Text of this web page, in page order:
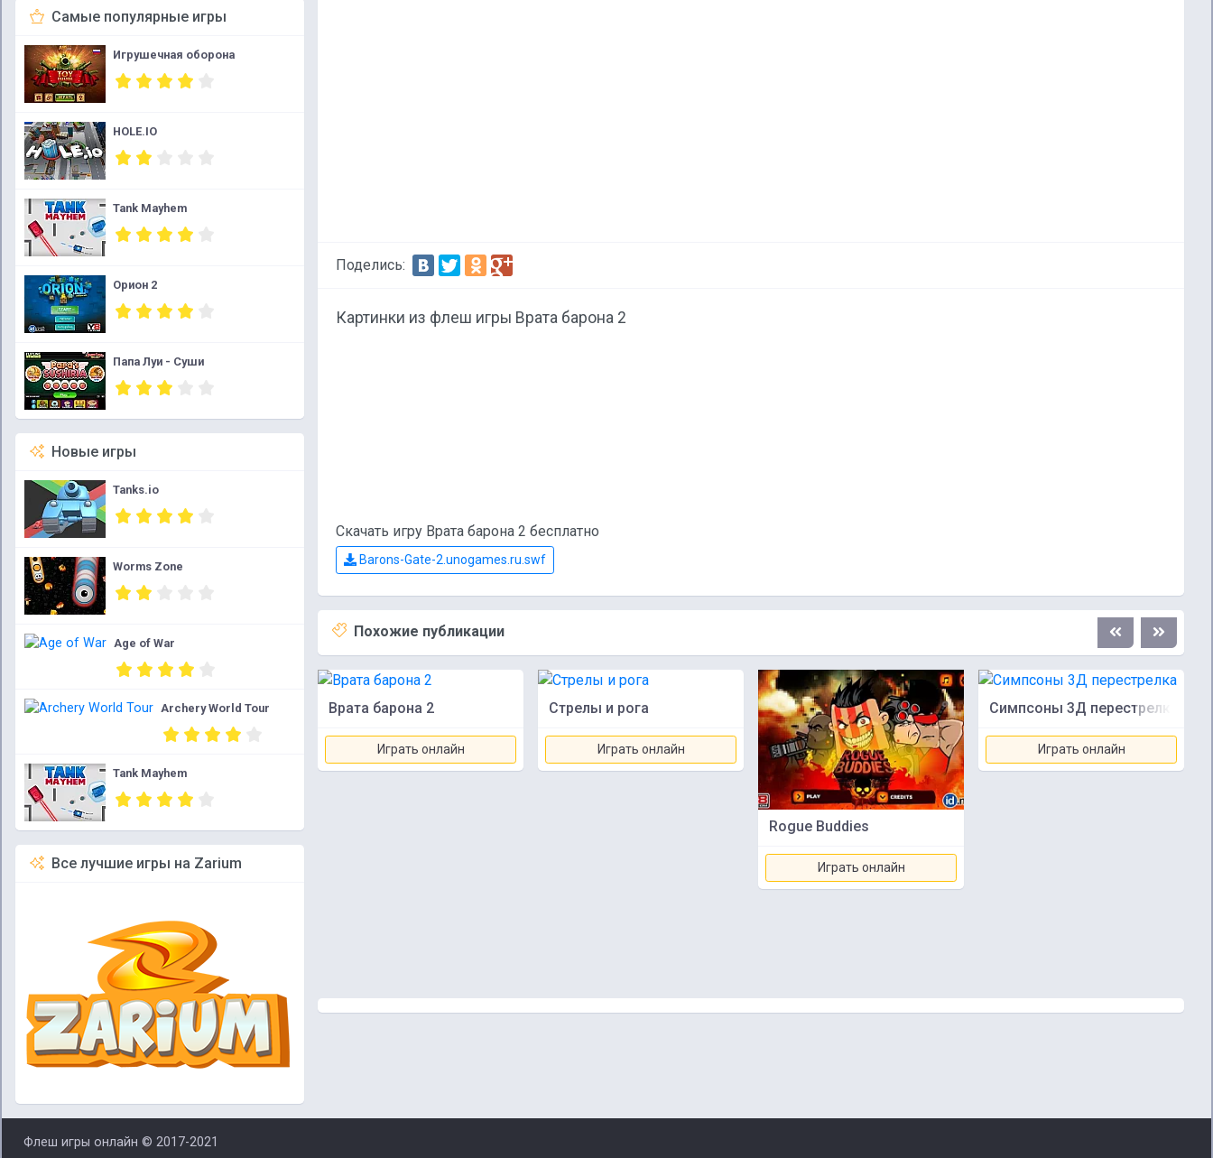
Самые популярные игры
Игрушечная оборона
HOLE.IO
Tank Mayhem
Орион 2
Папа Луи - Суши
Новые игры
Tanks.io
Worms Zone
Age of War
Archery World Tour
Tank Mayhem
Все лучшие игры на Zarium
Поделись:
Картинки из флеш игры Врата барона 2
Скачать игру Врата барона 2 бесплатно
Barons-Gate-2.unogames.ru.swf
Похожие публикации
Врата барона 2
Играть онлайн
Стрелы и рога
Играть онлайн
Rogue Buddies
Играть онлайн
Симпсоны 3Д перестрелка
Играть онлайн
Флеш игры онлайн © 2017-2021